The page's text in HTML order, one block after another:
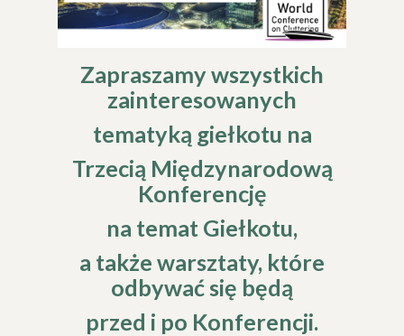
Zapraszamy wszystkich
zainteresowanych
tematyką giełkotu na
Trzecią Międzynarodową
Konferencję
na temat Giełkotu,
a także warsztaty, które
odbywać się będą
przed i po Konferencji.